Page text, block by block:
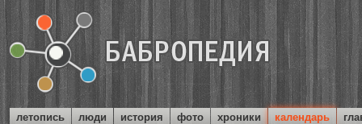
летопись люди история фото хроники календарь